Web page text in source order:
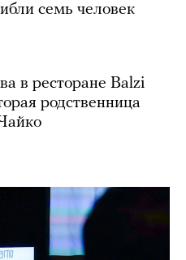
семь человек
в ресторане Balzi
родственница